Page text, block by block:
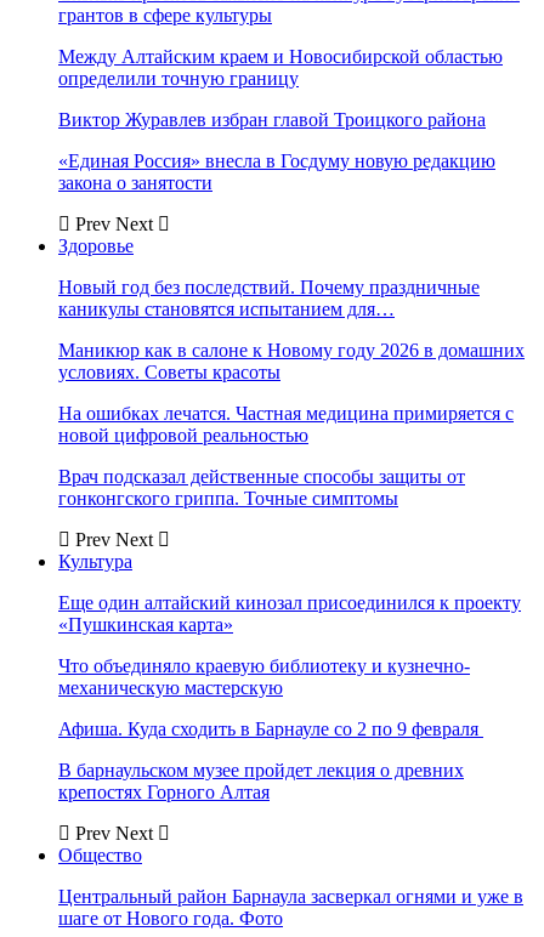
грантов в сфере культуры
Между Алтайским краем и Новосибирской областью
определили точную границу
Виктор Журавлев избран главой Троицкого района
«Единая Россия» внесла в Госдуму новую редакцию
закона о занятости
Prev Next
Здоровье
Новый год без последствий. Почему праздничные
каникулы становятся испытанием для…
Маникюр как в салоне к Новому году 2026 в домашних
условиях. Советы красоты
На ошибках лечатся. Частная медицина примиряется с
новой цифровой реальностью
Врач подсказал действенные способы защиты от
гонконгского гриппа. Точные симптомы
Prev Next
Культура
Еще один алтайский кинозал присоединился к проекту
«Пушкинская карта»
Что объединяло краевую библиотеку и кузнечно-
механическую мастерскую
Афиша. Куда сходить в Барнауле со 2 по 9 февраля
В барнаульском музее пройдет лекция о древних
крепостях Горного Алтая
Prev Next
Общество
Центральный район Барнаула засверкал огнями и уже в
шаге от Нового года. Фото